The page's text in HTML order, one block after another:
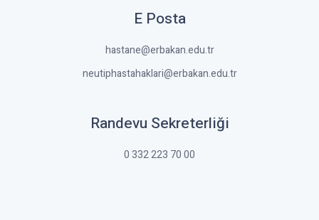
E Posta
hastane@erbakan.edu.tr
neutiphastahaklari@erbakan.edu.tr
Randevu Sekreterliği
0 332 223 70 00